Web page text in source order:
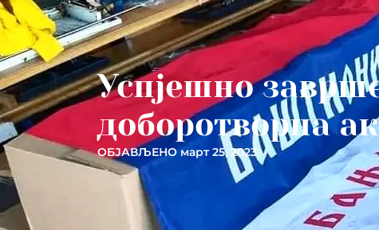
Успјешно
доборотворна
ОБЈАВЉЕНО март 25, 2023